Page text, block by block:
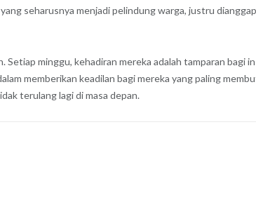
seharusnya menjadi pelindung warga, justru
minggu, kehadiran mereka adalah tamparan bagi
memberikan keadilan bagi mereka yang paling
terulang lagi di masa depan.